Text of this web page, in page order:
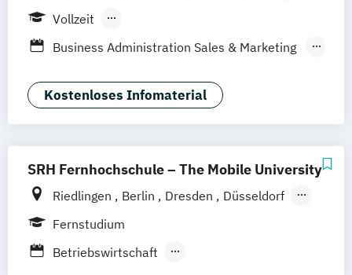
Stuttgart
Vollzeit
Berufsbegleitendes Präsenzstudium
Business Administration Sales & Marketing
Management Marketing
CRM & Vertrieb (DE/EN)
Strategic Marketing Management (DE/EN)
Kostenloses Infomaterial
SRH Fernhochschule – The Mobile University
Riedlingen Berlin Dresden
Düsseldorf
Hamburg
Mannheim Wertheim
Fernstudium
Betriebswirtschaft